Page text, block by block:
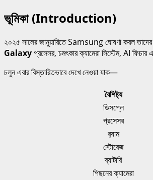
ভূমিকা (Introduction)
২০২৫ সালের জানুয়ারিতে Samsung ঘোষণা করল তাদের
Galaxyপ্রসেসর, চমৎকার ক্যামেরা সিস্টেম, AI
চলুন এবার বিস্তারিতভাবে দেখে নেওয়া যাক—
বৈশিষ্ট্য
ডিসপ্লে
প্রসেসর
র‍্যাম
স্টোরেজ
ব্যাটারি
পিছনের ক্যামেরা